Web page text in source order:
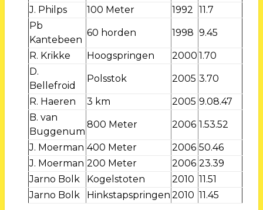
J. Philps
100 Meter 1992 11.7
Pb
Kantebeen
60 horden 1998 9.45
R. Krikke Hoogspringen 2000 1.70
D.
Bellefroid
Polsstok 2005 3.70
R. Haeren 3 km 2005 9.08.47
B. van
Buggenum
800 Meter 2006 1.53.52
J. Moerman 400 Meter 2006 50.46
J. Moerman 200 Meter 2006 23.39
Jarno Bolk
Kogelstoten 2010 11.51
Jarno Bolk
Hinkstapspringen 2010 11.45